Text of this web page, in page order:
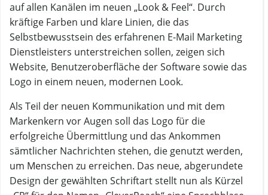
auf allen Kanälen im neuen „Look & Feel“. Durch
kräftige Farben und klare Linien, die das
Selbstbewusstsein des erfahrenen E-Mail Marketing
Dienstleisters unterstreichen sollen, zeigen sich
Website, Benutzeroberfläche der Software sowie das
Logo in einem neuen, modernen Look.
Als Teil der neuen Kommunikation und mit dem
Markenkern vor Augen soll das Logo für die
erfolgreiche Übermittlung und das Ankommen
sämtlicher Nachrichten stehen, die genutzt werden,
um Menschen zu erreichen. Das neue, abgerundete
Design der gewählten Schriftart stellt nun als Kürzel